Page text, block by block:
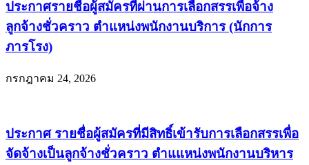
ประกาศรายชื่อผู้สมัครที่ผ่านการเลือกสรรเพื่อจ้าง
ลูกจ้างชั่วคราว ตำแหน่งพนักงานบริการ (นักการ
ภารโรง)
กรกฎาคม 24, 2026
ประกาศ รายชื่อผู้สมัครที่มีสิทธิ์เข้ารับการเลือกสรรเพื่อ
จัดจ้างเป็นลูกจ้างชั่วคราว ตำแแหน่งพนักงานบริหาร